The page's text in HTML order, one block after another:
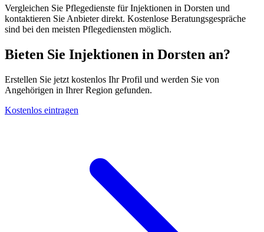
Vergleichen Sie Pflegedienste für Injektionen in Dorsten und
kontaktieren Sie Anbieter direkt. Kostenlose Beratungsgespräche
sind bei den meisten Pflegediensten möglich.
Bieten Sie Injektionen in Dorsten an?
Erstellen Sie jetzt kostenlos Ihr Profil und werden Sie von
Angehörigen in Ihrer Region gefunden.
Kostenlos eintragen